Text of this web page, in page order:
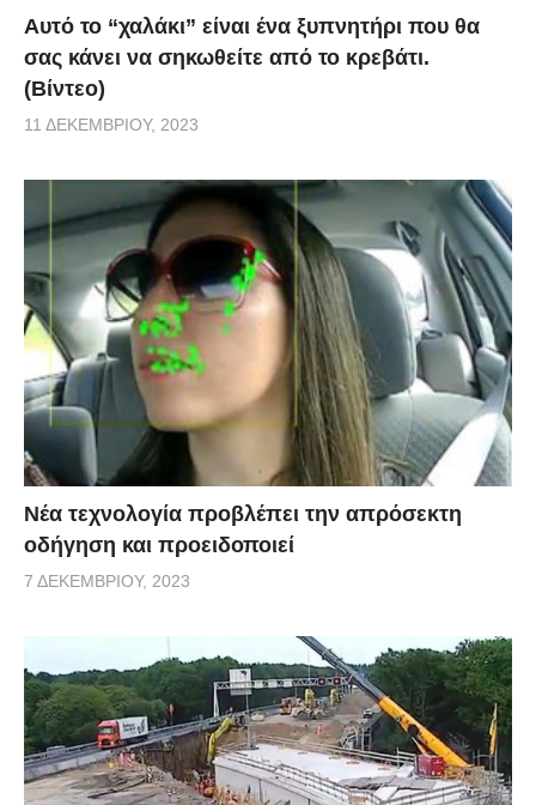
Αυτό το “χαλάκι” είναι ένα ξυπνητήρι που θα
σας κάνει να σηκωθείτε από το κρεβάτι.
(Βίντεο)
11 ΔΕΚΕΜΒΡΊΟΥ, 2023
Νέα τεχνολογία προβλέπει την απρόσεκτη
οδήγηση και προειδοποιεί
7 ΔΕΚΕΜΒΡΊΟΥ, 2023